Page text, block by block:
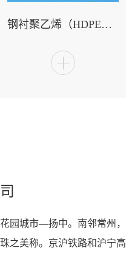
钢衬聚乙烯（HDPE、PE）复合管厂家销售
城市—扬中。南邻常州，
之美称。京沪铁路和沪宁高